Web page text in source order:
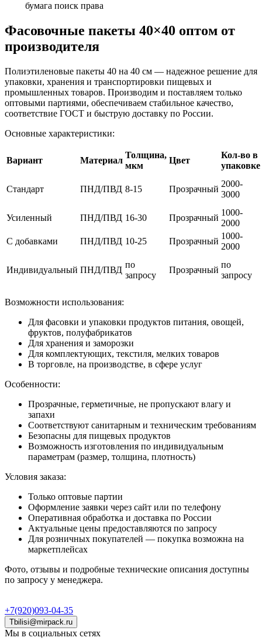
бумага поиск права
Фасовочные пакеты 40×40 оптом от
производителя
Полиэтиленовые пакеты 40 на 40 см — надежное решение для
упаковки, хранения и транспортировки пищевых и
промышленных товаров. Производим и поставляем только
оптовыми партиями, обеспечиваем стабильное качество,
соответствие ГОСТ и быструю доставку по России.
Основные характеристики:
Вариант Материал
Толщина,
мкм
Цвет
Кол-во в
упаковке
Стандарт ПНД/ПВД 8-15 Прозрачный
2000-
3000
Усиленный ПНД/ПВД 16-30 Прозрачный
1000-
2000
С добавками
ПНД/ПВД 10-25 Прозрачный
1000-
2000
Индивидуальный ПНД/ПВД
по
запросу
Прозрачный
по
запросу
Возможности использования:
Для фасовки и упаковки продуктов питания, овощей,
фруктов, полуфабрикатов
Для хранения и заморозки
Для комплектующих, текстиля, мелких товаров
В торговле, на производстве, в сфере услуг
Особенности:
Прозрачные, герметичные, не пропускают влагу и
запахи
Соответствуют санитарным и техническим требованиям
Безопасны для пищевых продуктов
Возможность изготовления по индивидуальным
параметрам (размер, толщина, плотность)
Условия заказа:
Только оптовые партии
Оформление заявки через сайт или по телефону
Оперативная обработка и доставка по России
Актуальные цены предоставляются по запросу
Для розничных покупателей — покупка возможна на
маркетплейсах
Фото, отзывы и подробные технические описания доступны
по запросу у менеджера.
+7(920)093-04-35
Tbilisi@mirpack.ru
Мы в социальных сетях